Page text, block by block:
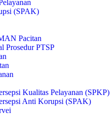
(SPAK)
Pacitan
Prosedur PTSP
Kualitas Pelayanan (SPKP)
Anti Korupsi (SPAK)